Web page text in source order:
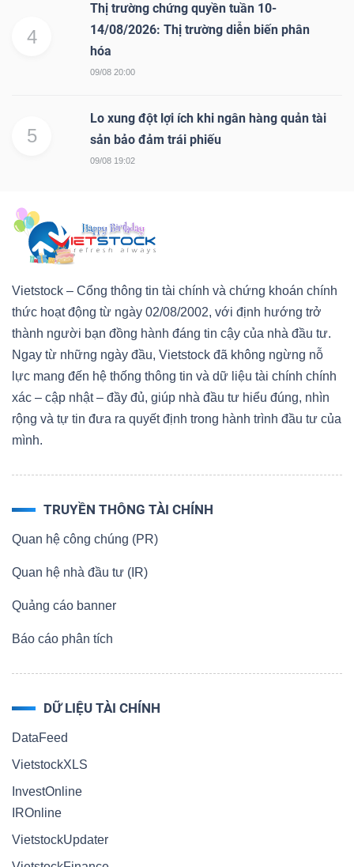
4
Thị trường chứng quyền tuần 10-
14/08/2026: Thị trường diễn biến phân
hóa
09/08 20:00
5
Lo xung đột lợi ích khi ngân hàng quản tài
sản bảo đảm trái phiếu
09/08 19:02
Vietstock – Cổng thông tin tài chính và chứng khoán chính
thức hoạt động từ ngày 02/08/2002, với định hướng trở
thành người bạn đồng hành đáng tin cậy của nhà đầu tư.
Ngay từ những ngày đầu, Vietstock đã không ngừng nỗ
lực mang đến hệ thống thông tin và dữ liệu tài chính chính
xác – cập nhật – đầy đủ, giúp nhà đầu tư hiểu đúng, nhìn
rộng và tự tin đưa ra quyết định trong hành trình đầu tư của
mình.
TRUYỀN THÔNG TÀI CHÍNH
Quan hệ công chúng (PR)
Quan hệ nhà đầu tư (IR)
Quảng cáo banner
Báo cáo phân tích
DỮ LIỆU TÀI CHÍNH
DataFeed
VietstockXLS
InvestOnline
IROnline
VietstockUpdater